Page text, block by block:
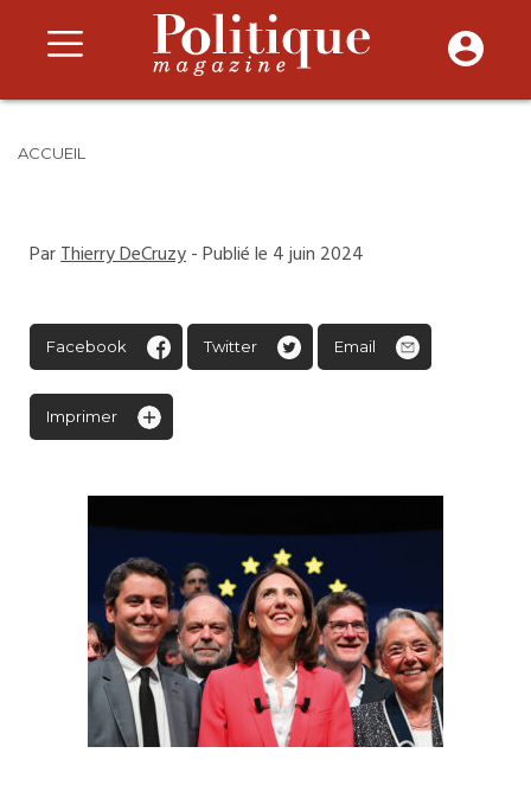
ACCUEIL
ParThierry DeCruzy- Publié le 4 juin 2024
Facebook Twitter Email
Imprimer